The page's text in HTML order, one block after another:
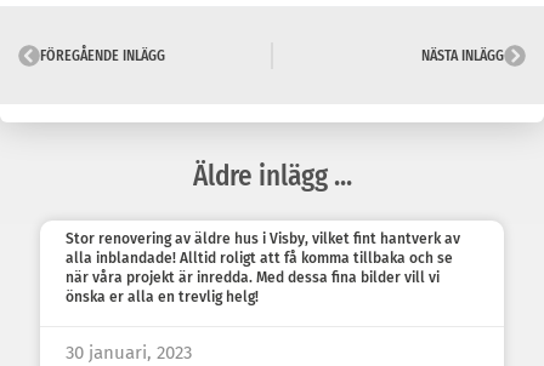
FÖREGÅENDE INLÄGG NÄSTA INLÄGG
Äldre inlägg ...
Stor renovering av äldre hus i Visby, vilket fint hantverk av
alla inblandade! Alltid roligt att få komma tillbaka och se
när våra projekt är inredda. Med dessa fina bilder vill vi
önska er alla en trevlig helg!
30 januari, 2023